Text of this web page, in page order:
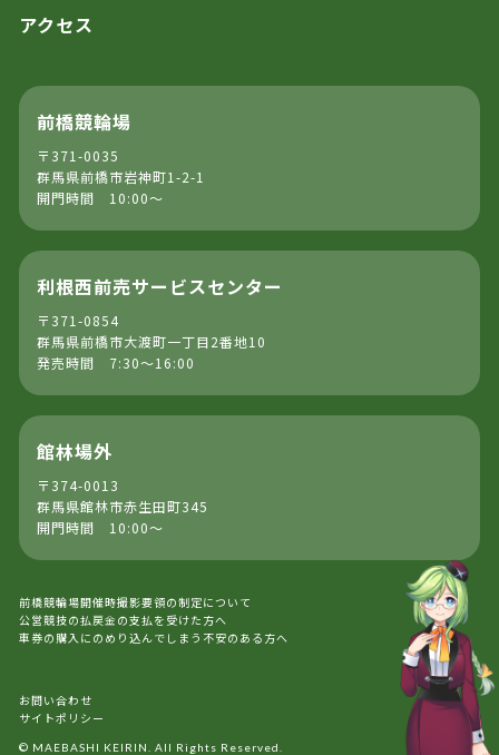
アクセス
前橋競輪場
〒371-0035
群馬県前橋市岩神町1-2-1
開門時間 10:00～
利根西前売サービスセンター
〒371-0854
群馬県前橋市大渡町一丁目2番地10
発売時間 7:30～16:00
館林場外
〒374-0013
群馬県館林市赤生田町345
開門時間 10:00～
前橋競輪場開催時撮影要領の制定について
公営競技の払戻金の支払を受けた方へ
車券の購入にのめり込んでしまう不安のある方へ
お問い合わせ
サイトポリシー
© MAEBASHI KEIRIN. All Rights Reserved.